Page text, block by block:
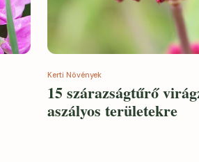
Kerti Növények
15 szárazságtűrő
aszályos területekre